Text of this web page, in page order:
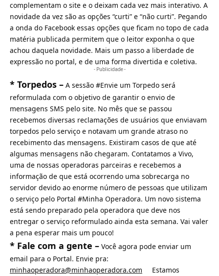
complementam o site e o deixam cada vez mais interativo. A
novidade da vez são as opções “curti” e “não curti”. Pegando
a onda do Facebook essas opções que ficam no topo de cada
matéria publicada permitem que o leitor exponha o que
achou daquela novidade. Mais um passo a liberdade de
expressão no portal, e de uma forma divertida e coletiva.
- Publicidade -
* Torpedos – A sessão #Envie um Torpedo será
reformulada com o objetivo de garantir o envio de
mensagens SMS pelo site. No mês que se passou
recebemos diversas reclamações de usuários que enviavam
torpedos pelo serviço e notavam um grande atraso no
recebimento das mensagens. Existiram casos de que até
algumas mensagens não chegaram. Contatamos a Vivo,
uma de nossas operadoras parceiras e recebemos a
informação de que está ocorrendo uma sobrecarga no
servidor devido ao enorme número de pessoas que utilizam
o serviço pelo Portal #Minha Operadora. Um novo sistema
está sendo preparado pela operadora que deve nos
entregar o serviço reformulado ainda esta semana. Vai valer
a pena esperar mais um pouco!
* Fale com a gente – Você agora pode enviar um
email para o Portal. Envie pra:
minhaoperadora@minhaoperadora.com Estamos